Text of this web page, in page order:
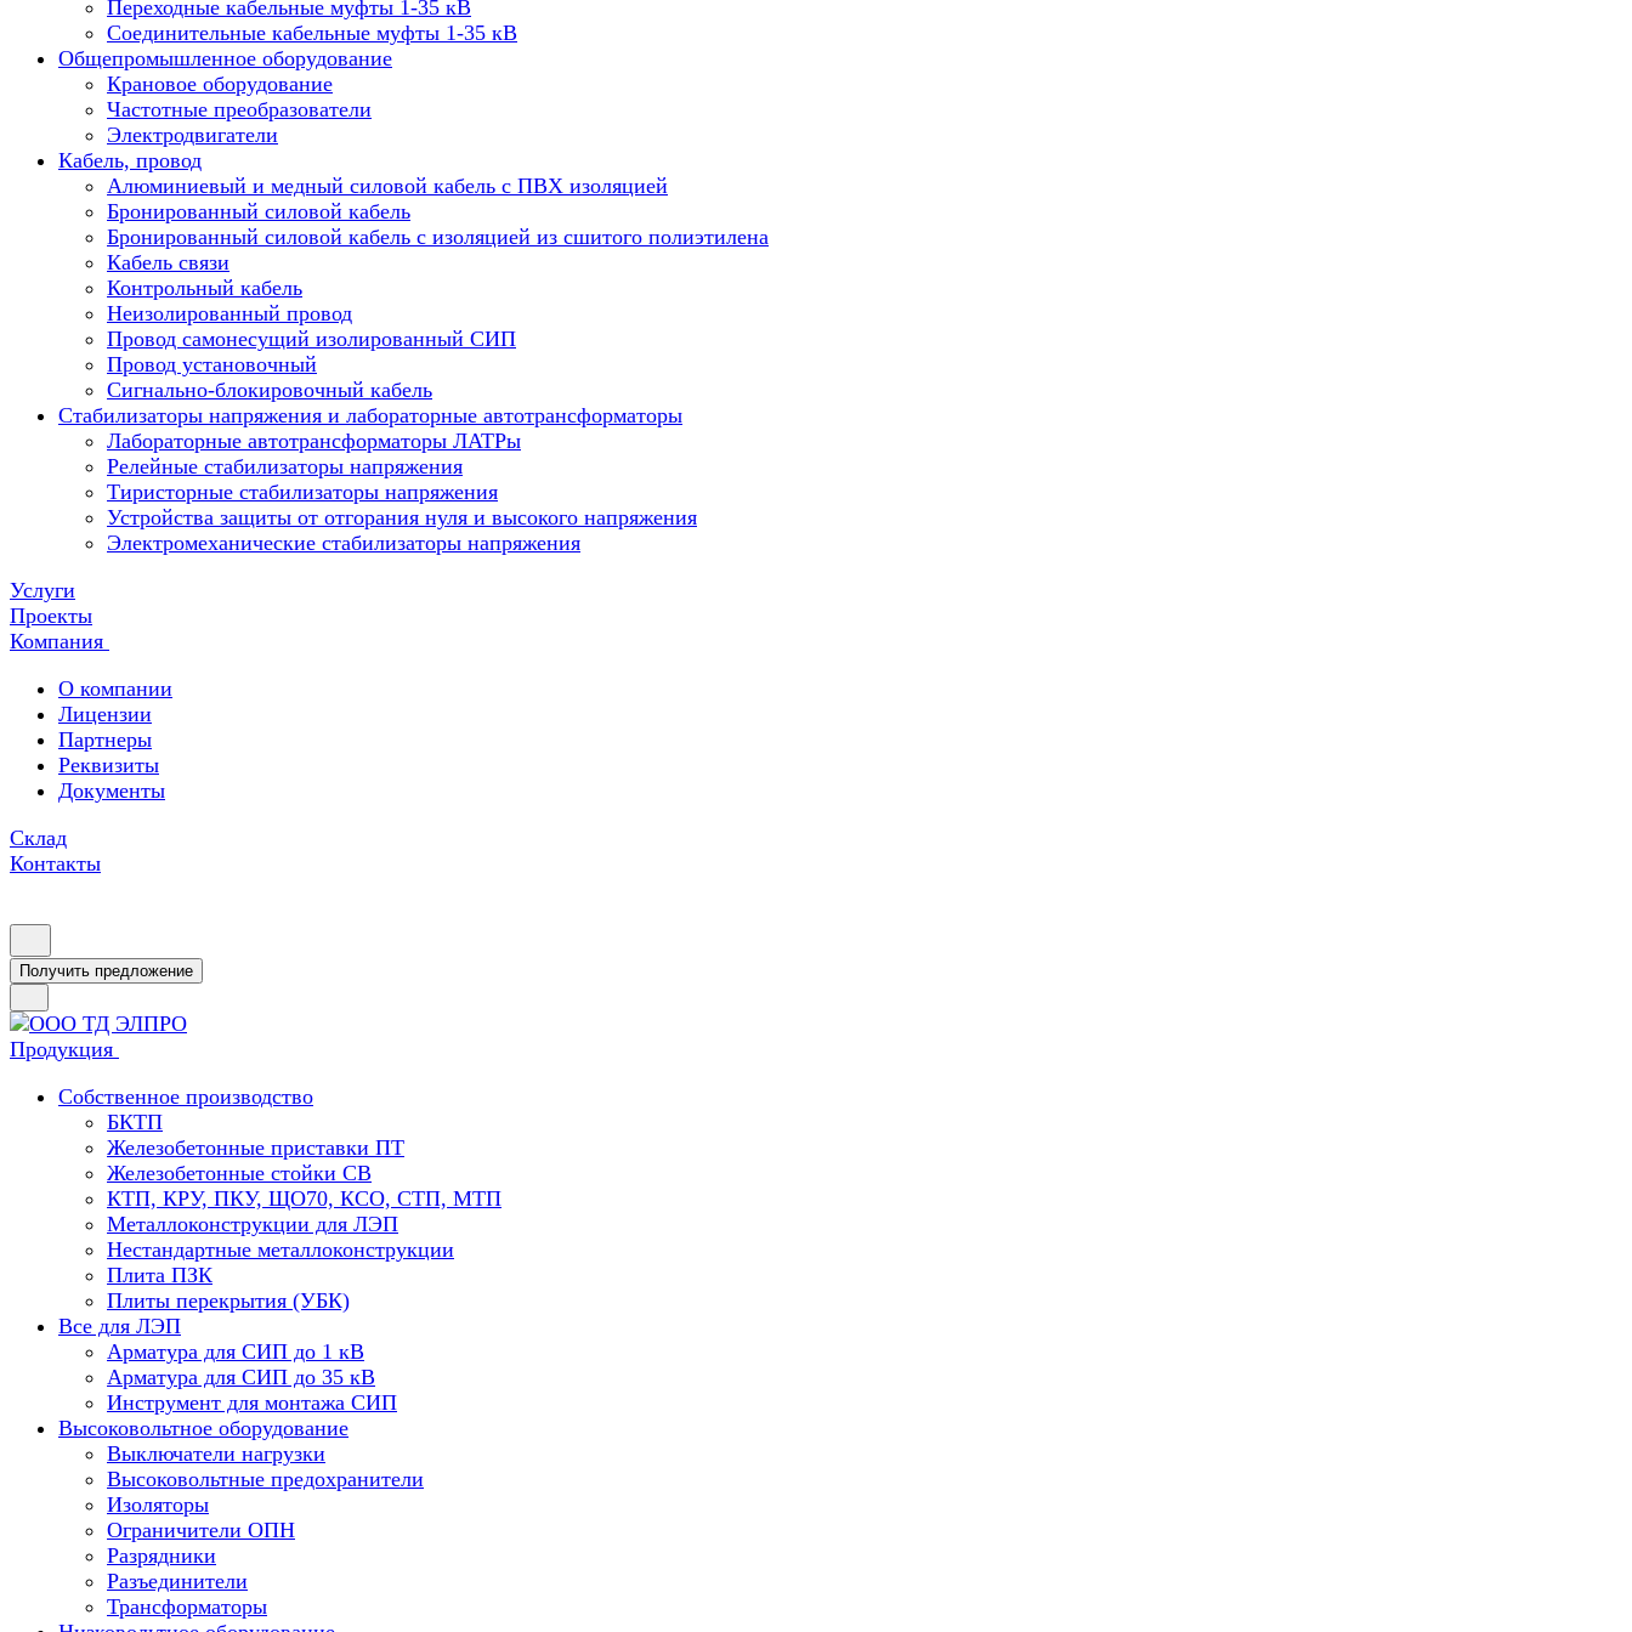
Переходные кабельные муфты 1-35 кВ
Соединительные кабельные муфты 1-35 кВ
Общепромышленное оборудование
Крановое оборудование
Частотные преобразователи
Электродвигатели
Кабель, провод
Алюминиевый и медный силовой кабель с ПВХ изоляцией
Бронированный силовой кабель
Бронированный силовой кабель с изоляцией из сшитого полиэтилена
Кабель связи
Контрольный кабель
Неизолированный провод
Провод самонесущий изолированный СИП
Провод установочный
Сигнально-блокировочный кабель
Стабилизаторы напряжения и лабораторные автотрансформаторы
Лабораторные автотрансформаторы ЛАТРы
Релейные стабилизаторы напряжения
Тиристорные стабилизаторы напряжения
Устройства защиты от отгорания нуля и высокого напряжения
Электромеханические стабилизаторы напряжения
Услуги
Проекты
Компания
О компании
Лицензии
Партнеры
Реквизиты
Документы
Склад
Контакты
Получить предложение
Продукция
Собственное производство
БКТП
Железобетонные приставки ПТ
Железобетонные стойки СВ
КТП, КРУ, ПКУ, ЩО70, КСО, СТП, МТП
Металлоконструкции для ЛЭП
Нестандартные металлоконструкции
Плита ПЗК
Плиты перекрытия (УБК)
Все для ЛЭП
Арматура для СИП до 1 кВ
Арматура для СИП до 35 кВ
Инструмент для монтажа СИП
Высоковольтное оборудование
Выключатели нагрузки
Высоковольтные предохранители
Изоляторы
Ограничители ОПН
Разрядники
Разъединители
Трансформаторы